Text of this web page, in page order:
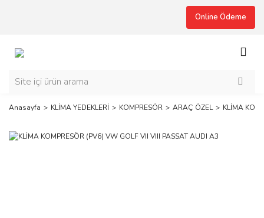
Online Ödeme
Anasayfa KLİMA YEDEKLERİ KOMPRESÖR ARAÇ ÖZEL KLİMA